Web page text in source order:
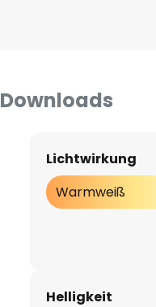
Downloads
Lichtwirkung
Warmweiß
Helligkeit